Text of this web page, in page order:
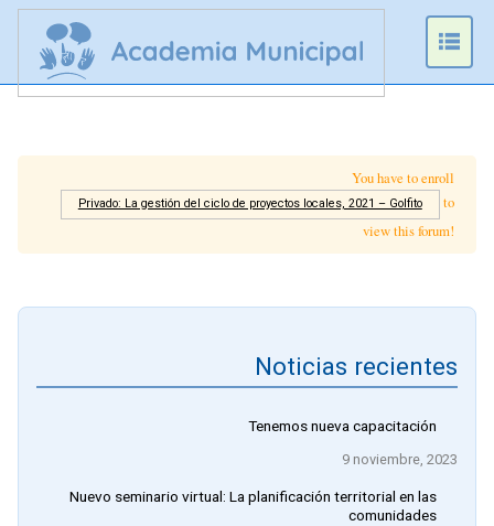
You have to enroll
Privado: La gestión del ciclo de proyectos locales, 2021 – Golfito
to
view this forum!
Noticias recientes
Tenemos nueva capacitación
9 noviembre, 2023
Nuevo seminario virtual: La planificación territorial en las
comunidades